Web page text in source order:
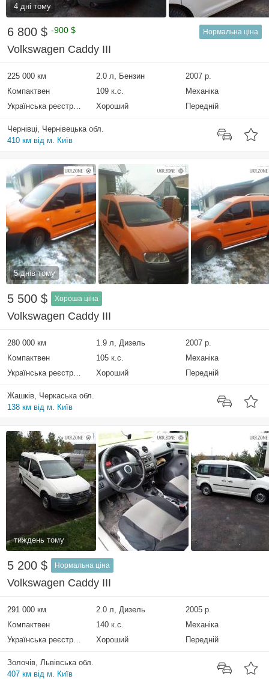
4 дні тому
6 800 $ -900 $ Нормальна ціна
Volkswagen Caddy III
225 000 км 2.0 л, Бензин
2007 р.
Компактвен
109 к.с.
Механіка
Українська реєстрація
Хороший Передній
Чернівці, Чернівецька обл.
410 км від м. Київ
5 днів тому
5 500 $ Хороша ціна
Volkswagen Caddy III
280 000 км 1.9 л, Дизель
2007 р.
Компактвен
105 к.с.
Механіка
Українська реєстрація
Хороший Передній
Жашків, Черкаська обл.
138 км від м. Київ
тиждень тому
5 200 $ Нормальна ціна
Volkswagen Caddy III
291 000 км 2.0 л, Дизель
2005 р.
Компактвен
140 к.с.
Механіка
Українська реєстрація
Хороший Передній
Золочів, Львівська обл.
407 км від м. Київ